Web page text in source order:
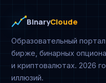
BinaryCloude
Образовательный
бирже, бинарных
и криптовалютах. 2026
иллюзий.